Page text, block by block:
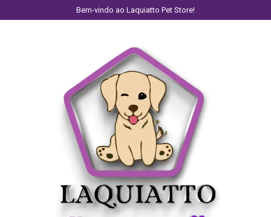
Bem-vindo ao Laquiatto Pet Store!